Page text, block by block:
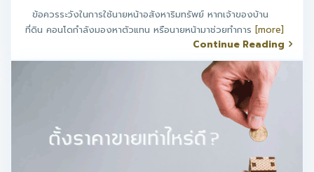
ข้อควรระวังในการใช้นายหน้าอสังหาริมทรัพย์ หากเจ้าของบ้าน
ที่ดิน คอนโดกำลังมองหาตัวแทน หรือนายหน้ามาช่วยทำการ [more]
Continue Reading